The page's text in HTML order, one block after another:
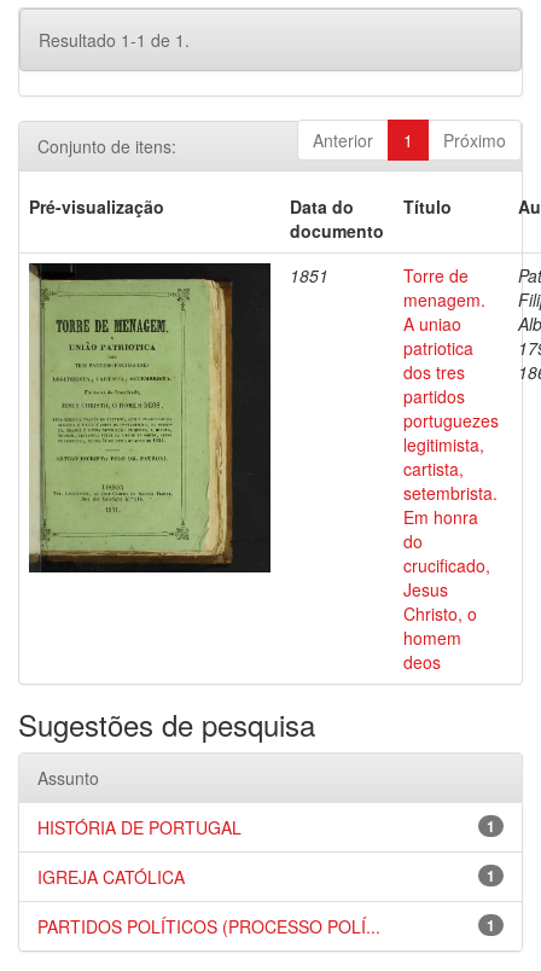
Resultado 1-1 de 1.
Anterior 1 Próximo
Conjunto de itens:
Pré-visualização
Data do
documento
Título
1851
Torre de
menagem.
A uniao
patriotica
dos tres
partidos
portuguezes
legitimista,
cartista,
setembrista.
Em honra
do
crucificado,
Jesus
Christo, o
homem
deos
Sugestões de pesquisa
Assunto
1
HISTÓRIA DE PORTUGAL
1
IGREJA CATÓLICA
1
PARTIDOS POLÍTICOS (PROCESSO POLÍ...